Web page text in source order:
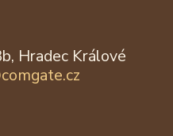
Hradec Králové
comgate.cz